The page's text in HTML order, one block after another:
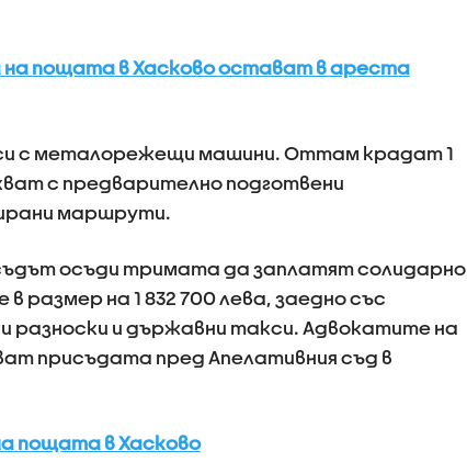
пощата в Хасково остават в ареста
с металорежещи машини. Оттам крадат 1
с предварително подготвени
маршрути.
осъди тримата да заплатят солидарно
размер на 1 832 700 лева, заедно със
разноски и държавни такси. Адвокатите на
присъдата пред Апелативния съд в
пощата в Хасково